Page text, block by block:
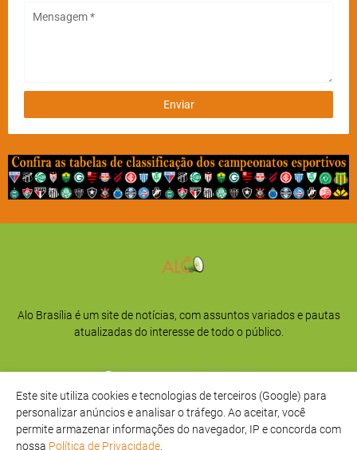
Alo Brasília é um site de notícias, com assuntos variados e pautas
atualizadas do interesse de todo o público.
Este site utiliza cookies e tecnologias de terceiros (Google) para
personalizar anúncios e analisar o tráfego. Ao aceitar, você
permite armazenar informações do navegador, IP e concorda com
nossa Política de Privacidade